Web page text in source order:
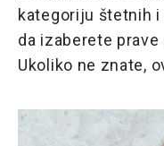
kategoriju štetnih
da izaberete
Ukoliko ne znate,